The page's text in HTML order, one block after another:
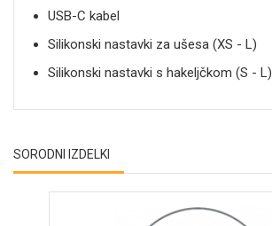
USB-C kabel
Silikonski nastavki za ušesa (XS - L)
Silikonski nastavki s hakeljčkom (S - L)
SORODNI IZDELKI